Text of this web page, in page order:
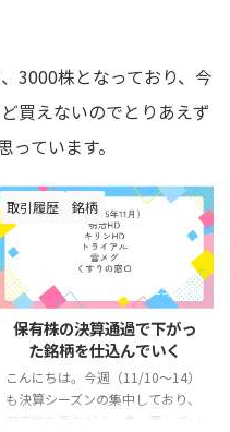
3000株となっており、今
買えないのでとりあえず
ています。
取引履歴 銘柄
2025/9/25
オリオンビールの初値、ぶ
っ飛びますやん
こんばんは。今日は9/25でし
た。何気に給料日でした。 相変
わらずの薄給ですが、それでも働